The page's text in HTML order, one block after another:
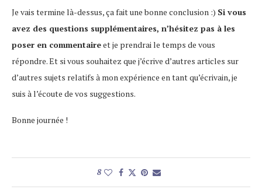
Je vais termine là-dessus, ça fait une bonne conclusion :) Si vous
avez des questions supplémentaires, n’hésitez pas à les
poser en commentaireet je prendrai le temps de vous
répondre. Et si vous souhaitez que j’écrive d’autres articles sur
d’autres sujets relatifs à mon expérience en tant qu’écrivain, je
suis à l’écoute de vos suggestions.
Bonne journée !
8